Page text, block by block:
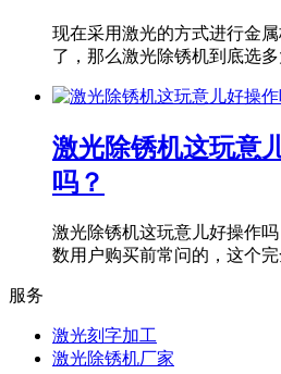
现在采用激光的方式进行金
了，那么激光除锈机到底选
激光除锈机这玩意
吗？
激光除锈机这玩意儿好操作
数用户购买前常问的，这个
服务
激光刻字加工
激光除锈机厂家